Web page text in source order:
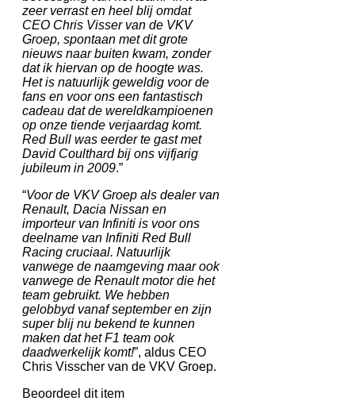
zeer verrast en heel blij omdat
CEO Chris Visser van de VKV
Groep, spontaan met dit grote
nieuws naar buiten kwam, zonder
dat ik hiervan op de hoogte was.
Het is natuurlijk geweldig voor de
fans en voor ons een fantastisch
cadeau dat de wereldkampioenen
op onze tiende verjaardag komt.
Red Bull was eerder te gast met
David Coulthard bij ons vijfjarig
jubileum in 2009.”
“Voor de VKV Groep als dealer van
Renault, Dacia Nissan en
importeur van Infiniti is voor ons
deelname van Infiniti Red Bull
Racing cruciaal. Natuurlijk
vanwege de naamgeving maar ook
vanwege de Renault motor die het
team gebruikt. We hebben
gelobbyd vanaf september en zijn
super blij nu bekend te kunnen
maken dat het F1 team ook
daadwerkelijk komt!”, aldus CEO
Chris Visscher van de VKV Groep.
Beoordeel dit item